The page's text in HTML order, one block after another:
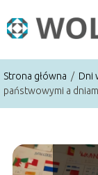
Strona główna / Dni
państwowymi a